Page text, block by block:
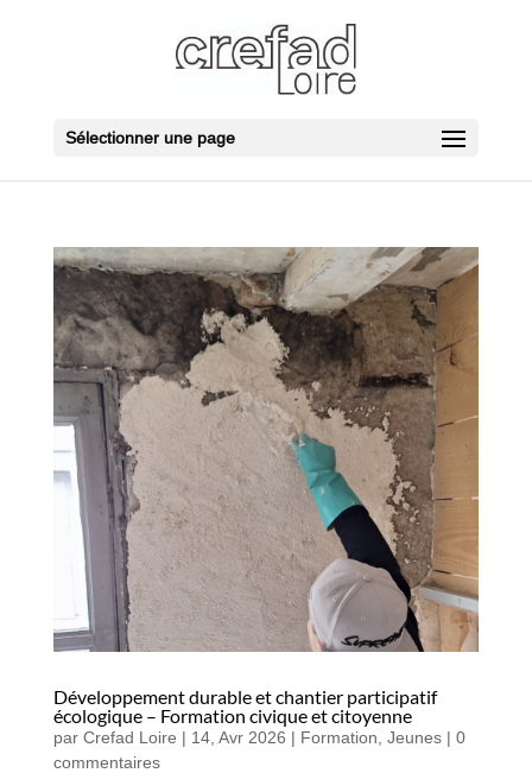
Sélectionner une page
Développement durable et chantier participatif
écologique – Formation civique et citoyenne
par Crefad Loire | 14, Avr 2026 | Formation, Jeunes| 0
commentaires